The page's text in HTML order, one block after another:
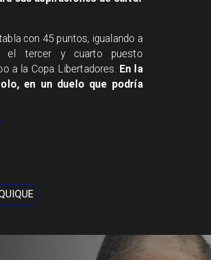
con 45 puntos, igualando a
el tercer y cuarto puesto
a la Copa Libertadores. En la
en un duelo que podría